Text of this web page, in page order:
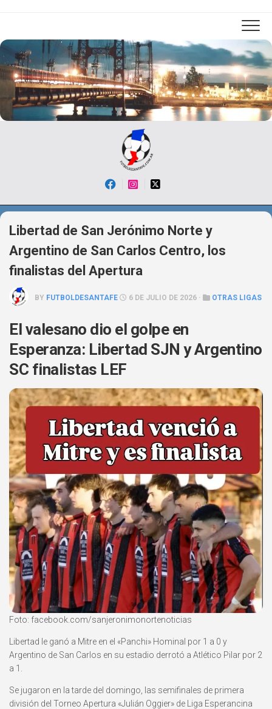
Libertad de San Jerónimo Norte y
Argentino de San Carlos Centro, los
finalistas del Apertura
BY FUTBOLDESANTAFE 6 DE JULIO DE 2026 · OTRAS LIGAS
El valesano dio el golpe en
Esperanza: Libertad SJN y Argentino
SC finalistas LEF
Foto: facebook.com/sanjeronimonortenoticias
Libertad le ganó a Mitre en el «Panchi» Hominal por 1 a 0 y
Argentino de San Carlos en su estadio derrotó a Atlético Pilar por 2
a 1.
Se jugaron en la tarde del domingo, las semifinales de primera
división del Torneo Apertura «Julián Oggier» de Liga Esperancina